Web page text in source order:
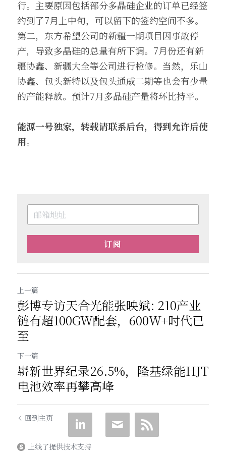
行。主要原因包括部分多晶硅企业的订单已经签
约到了7月上中旬，可以留下的签约空间不多。
第二，东方希望公司的新疆一期项目因事故停
产，导致多晶硅的总量有所下调。7月份还有新
疆协鑫、新疆大全等公司进行检修。当然，乐山
协鑫、包头新特以及包头通威二期等也会有少量
的产能释放。预计7月多晶硅产量将环比持平。
能源一号独家，转载请联系后台，得到允许后使
用。
订阅
上一篇
彭博专访天合光能张映斌: 210产业
链有超100GW配套，600W+时代已
至
下一篇
崭新世界纪录26.5%，隆基绿能HJT
电池效率再攀高峰
回到主页
上线了提供技术支持